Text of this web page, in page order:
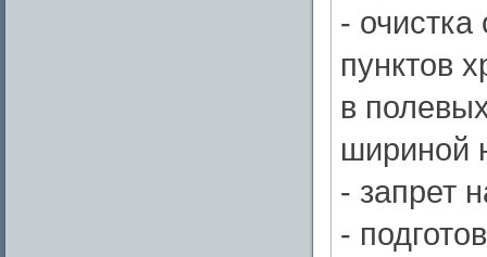
- очистка
пунктов
в
шириной
- запрет
-